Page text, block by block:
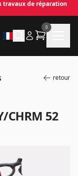
travaux de réparation
0
retour
CHRM 52